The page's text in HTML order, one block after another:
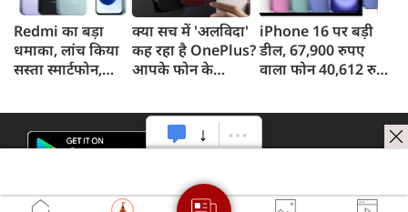
Redmi का बड़ा
धमाका, लांच किया
सस्ता स्मार्टफोन,
क्या सच में 'अलविदा'
कह रहा है OnePlus?
आपके फोन के
iPhone 16 पर बड़ी
डील, 67,900 रुपए
वाला फोन 40,612 रुपए